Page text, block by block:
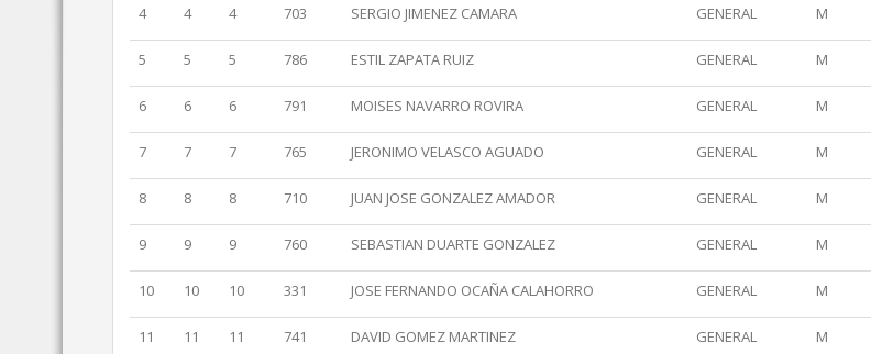
4 4 4 703 SERGIO JIMENEZ CAMARA GENERAL M
5 5 5 786 ESTIL ZAPATA RUIZ GENERAL M
6 6 6 791 MOISES NAVARRO ROVIRA GENERAL M
7 7 7 765 JERONIMO VELASCO AGUADO GENERAL M
8 8 8 710 JUAN JOSE GONZALEZ AMADOR GENERAL M
9 9 9 760 SEBASTIAN DUARTE GONZALEZ GENERAL M
10 10 10 331 JOSE FERNANDO OCAÑA CALAHORRO GENERAL M
11 11 11 741 DAVID GOMEZ MARTINEZ GENERAL M